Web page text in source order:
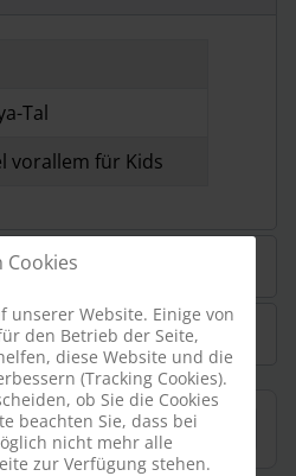
Tal
vorallem für Kids
unserer Website. Einige von
den Betrieb der Seite,
diese Website und die
(Tracking Cookies).
ob Sie die Cookies
beachten Sie, dass bei
nicht mehr alle
zur Verfügung stehen.